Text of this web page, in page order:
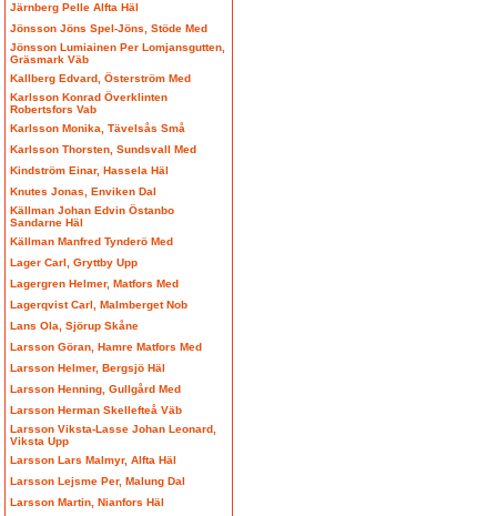
Järnberg Pelle Alfta Häl
Jönsson Jöns Spel-Jöns, Stöde Med
Jönsson Lumiainen Per Lomjansgutten,
Gräsmark Väb
Kallberg Edvard, Österström Med
Karlsson Konrad Överklinten
Robertsfors Vab
Karlsson Monika, Tävelsås Små
Karlsson Thorsten, Sundsvall Med
Kindström Einar, Hassela Häl
Knutes Jonas, Enviken Dal
Källman Johan Edvin Östanbo
Sandarne Häl
Källman Manfred Tynderö Med
Lager Carl, Gryttby Upp
Lagergren Helmer, Matfors Med
Lagerqvist Carl, Malmberget Nob
Lans Ola, Sjörup Skåne
Larsson Göran, Hamre Matfors Med
Larsson Helmer, Bergsjö Häl
Larsson Henning, Gullgård Med
Larsson Herman Skellefteå Väb
Larsson Viksta-Lasse Johan Leonard,
Viksta Upp
Larsson Lars Malmyr, Alfta Häl
Larsson Lejsme Per, Malung Dal
Larsson Martin, Nianfors Häl